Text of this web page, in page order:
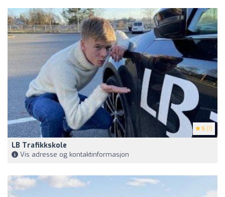
5 (1)
LB Trafikkskole
Vis adresse og kontaktinformasjon